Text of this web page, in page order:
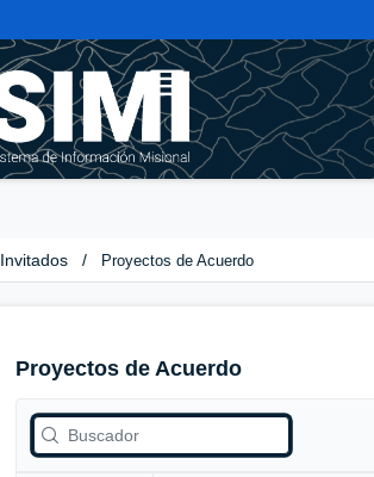
Invitados / Proyectos de Acuerdo
Proyectos de Acuerdo